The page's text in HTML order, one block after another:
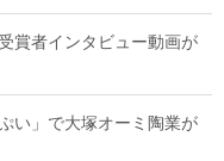
賞者インタビュー動画が
い」で大塚オーミ陶業が